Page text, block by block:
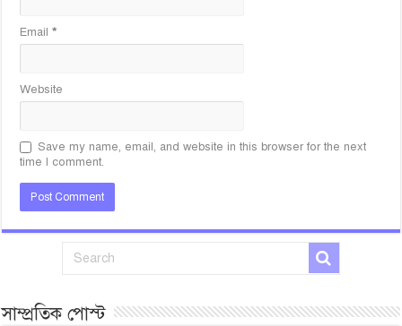
Email*
Website
Save my name, email, and website in this browser for the next
time I comment.
সাম্প্রতিক পোস্ট